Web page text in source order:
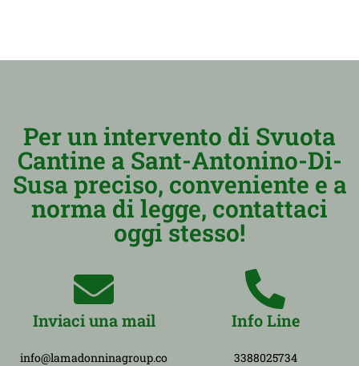
Per un intervento di Svuota
Cantine a Sant-Antonino-Di-
Susa preciso, conveniente e a
norma di legge, contattaci
oggi stesso!
Inviaci una mail
info@lamadonninagroup.co
Info Line
3388025734